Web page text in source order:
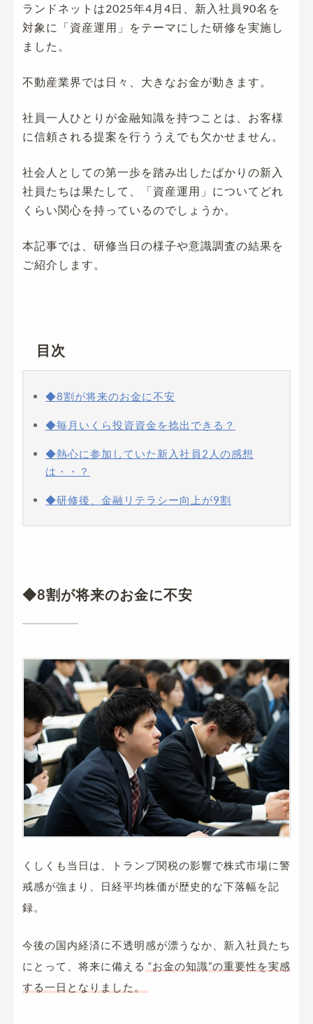
ランドネットは2025年4月4日、新入社員90名を
対象に「資産運用」をテーマにした研修を実施し
ました。
不動産業界では日々、大きなお金が動きます。
社員一人ひとりが金融知識を持つことは、お客様
に信頼される提案を行ううえでも欠かせません。
社会人としての第一歩を踏み出したばかりの新入
社員たちは果たして、「資産運用」についてどれ
くらい関心を持っているのでしょうか。
本記事では、研修当日の様子や意識調査の結果を
ご紹介します。
目次
◆8割が将来のお金に不安
◆毎月いくら投資資金を捻出できる？
◆熱心に参加していた新入社員2人の感想
は・・？
◆研修後、金融リテラシー向上が9割
◆8割が将来のお金に不安
くしくも当日は、トランプ関税の影響で株式市場に警
戒感が強まり、日経平均株価が歴史的な下落幅を記
録。
今後の国内経済に不透明感が漂うなか、新入社員たち
にとって、将来に備える “お金の知識”の重要性を実感
する一日となりました。